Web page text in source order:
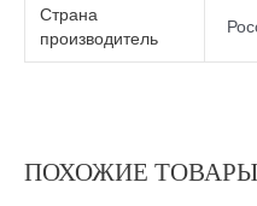
Страна
производитель
ПОХОЖИЕ ТОВАРЫ